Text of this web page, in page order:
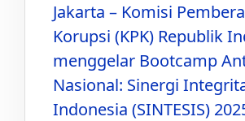
Jakarta – Komisi
Korupsi (KPK) Republik
menggelar Bootcamp
Nasional: Sinergi
Indonesia (SINTESIS)